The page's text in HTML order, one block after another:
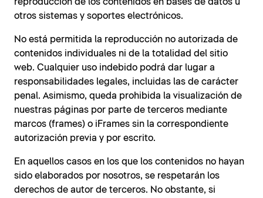
otros sistemas y soportes electrónicos.
No está permitida la reproducción no autorizada de
contenidos individuales ni de la totalidad del sitio
web. Cualquier uso indebido podrá dar lugar a
responsabilidades legales, incluidas las de carácter
penal. Asimismo, queda prohibida la visualización de
nuestras páginas por parte de terceros mediante
marcos (frames) o iFrames sin la correspondiente
autorización previa y por escrito.
En aquellos casos en los que los contenidos no hayan
sido elaborados por nosotros, se respetarán los
derechos de autor de terceros. No obstante, si